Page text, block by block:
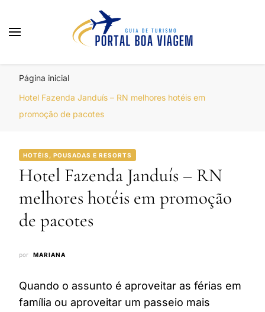
Página inicial
Hotel Fazenda Janduís – RN melhores hotéis em
promoção de pacotes
HOTÉIS, POUSADAS E RESORTS
Hotel Fazenda Janduís – RN
melhores hotéis em promoção
de pacotes
por MARIANA
Quando o assunto é aproveitar as férias em
família ou aproveitar um passeio mais